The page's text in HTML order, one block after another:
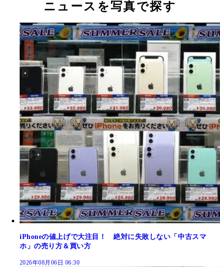
ニュースを写真で探す
iPhoneの値上げで大注目！ 絶対に失敗しない「中古スマ
ホ」の売り方＆買い方
2026年08月06日 06:30